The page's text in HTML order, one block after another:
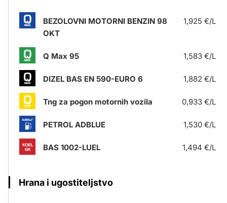
BEZOLOVNI MOTORNI BENZIN 98
OKT
1,925 €/L
Q Max 95 1,583 €/L
DIZEL BAS EN 590-EURO 6 1,882 €/L
Tng za pogon motornih vozila 0,933 €/L
PETROL ADBLUE 1,530 €/L
BAS 1002-LUEL 1,494 €/L
Hrana i ugostiteljstvo